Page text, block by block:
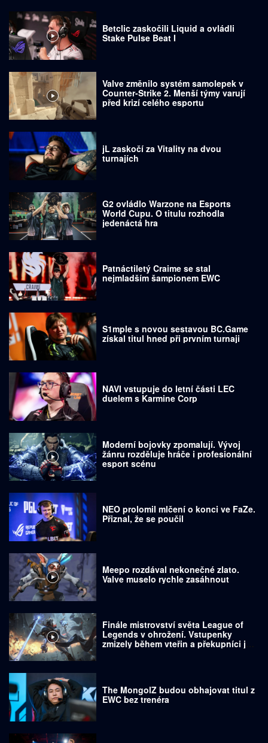
Betclic zaskočili Liquid a ovládli
Stake Pulse Beat I
Valve změnilo systém samolepek v
Counter-Strike 2. Menší týmy varují
před krizí celého esportu
jL zaskočí za Vitality na dvou
turnajích
G2 ovládlo Warzone na Esports
World Cupu. O titulu rozhodla
jedenáctá hra
Patnáctiletý Craime se stal
nejmladším šampionem EWC
S1mple s novou sestavou BC.Game
získal titul hned při prvním turnaji
NAVI vstupuje do letní části LEC
duelem s Karmine Corp
Moderní bojovky zpomalují. Vývoj
žánru rozděluje hráče i profesionální
esport scénu
NEO prolomil mlčení o konci ve FaZe.
Přiznal, že se poučil
Meepo rozdával nekonečné zlato.
Valve muselo rychle zasáhnout
Finále mistrovství světa League of
Legends v ohrožení. Vstupenky
zmizely během vteřin a překupníci je
The MongolZ budou obhajovat titul z
EWC bez trenéra